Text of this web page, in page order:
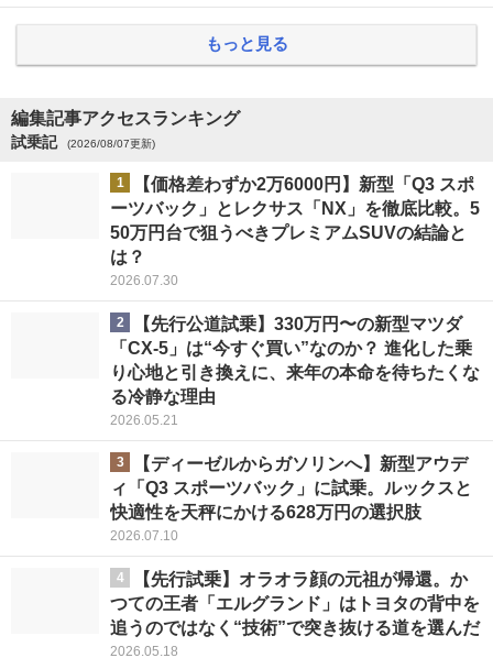
もっと見る
編集記事アクセスランキング
試乗記 (2026/08/07更新)
1
【価格差わずか2万6000円】新型「Q3 スポ
ーツバック」とレクサス「NX」を徹底比較。5
50万円台で狙うべきプレミアムSUVの結論と
は？
2026.07.30
2
【先行公道試乗】330万円〜の新型マツダ
「CX-5」は“今すぐ買い”なのか？ 進化した乗
り心地と引き換えに、来年の本命を待ちたくな
る冷静な理由
2026.05.21
3
【ディーゼルからガソリンへ】新型アウデ
ィ「Q3 スポーツバック」に試乗。ルックスと
快適性を天秤にかける628万円の選択肢
2026.07.10
4
【先行試乗】オラオラ顔の元祖が帰還。か
つての王者「エルグランド」はトヨタの背中を
追うのではなく“技術”で突き抜ける道を選んだ
2026.05.18